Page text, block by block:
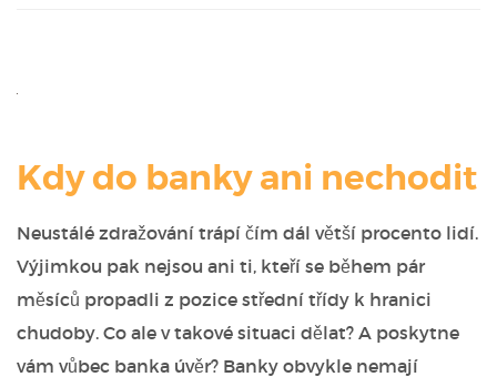
Kdy do banky ani nechodit
Neustálé zdražování trápí čím dál větší procento lidí.
Výjimkou pak nejsou ani ti, kteří se během pár
měsíců propadli z pozice střední třídy k hranici
chudoby. Co ale v takové situaci dělat? A poskytne
vám vůbec banka úvěr? Banky obvykle nemají